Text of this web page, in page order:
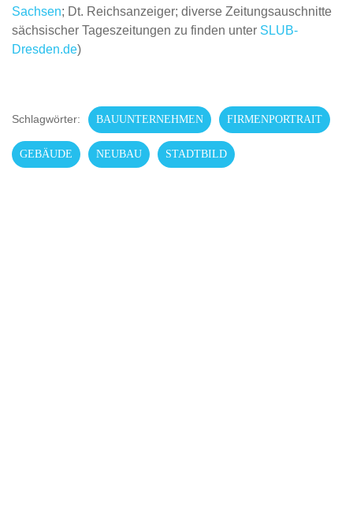
Sachsen; Dt. Reichsanzeiger; diverse Zeitungsauschnitte
sächsischer Tageszeitungen zu finden unter SLUB-
Dresden.de)
Schlagwörter: BAUUNTERNEHMEN FIRMENPORTRAIT
GEBÄUDE NEUBAU STADTBILD